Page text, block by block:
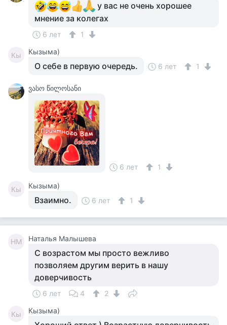
у вас не очень хорошее
мнение за колегаx
6 лет 1
Кы Кызыма)
О себе в первую очередь. 6 лет 1
ვასო წილოსანი
6 лет 1
Кы Кызыма)
Взаимно. 6 лет 1
НМ Наталья Малышева
С возрастом мы просто вежливо
позволяем другим верить в нашу
доверчивость
6 лет 4 2
Кы Кызыма)